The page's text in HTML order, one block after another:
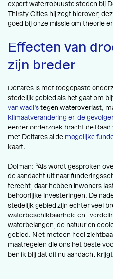
expert waterrobuuste steden bij
Thirsty Cities hij zegt hierover;
goed bij onze missie om theorie
Effecten van
zijn breder
Deltares is met toegepaste
stedelijk gebied als het gaat om
van wadi’s tegen wateroverlast,
klimaatverandering en de
eerder onderzoek bracht de
met Deltares al de mogelijke
kaart.
Dolman: “Als wordt gesproken
de aandacht uit naar
terecht, daar hebben inwoners
behoorlijke investeringen. De
stedelijk gebied zijn echter veel
waterbeschikbaarheid en -
waterbelangen, de natuur en
gebied. Niet meteen heel
maatregelen die ons het beste
ben ik blij dat dit nu aandacht